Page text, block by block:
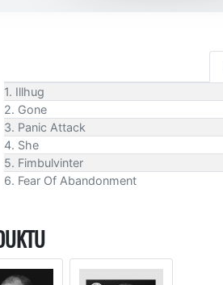
1. Illhug
2. Gone
3. Panic Attack
4. She
5. Fimbulvinter
6. Fear Of Abandonment